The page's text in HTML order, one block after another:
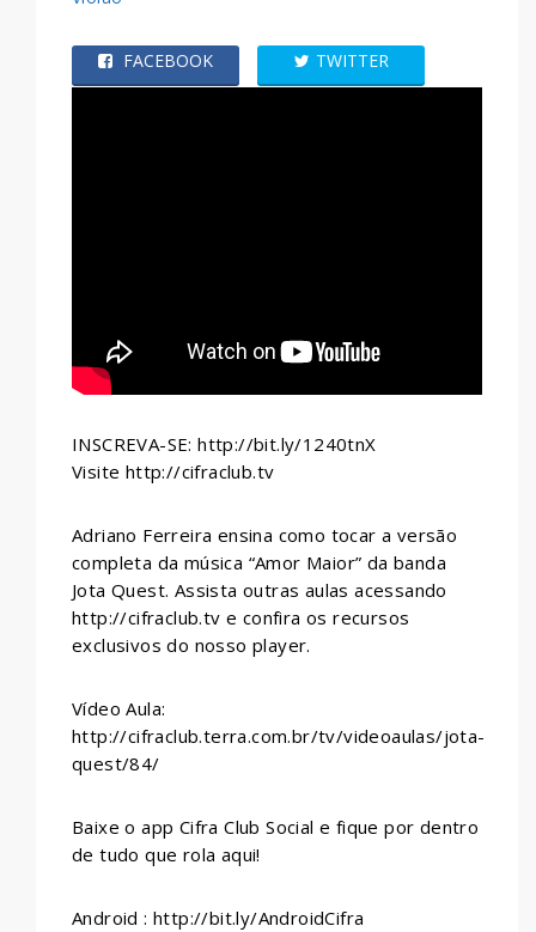
FACEBOOK TWITTER
INSCREVA-SE: http://bit.ly/1240tnX
Visite http://cifraclub.tv
Adriano Ferreira ensina como tocar a versão
completa da música “Amor Maior” da banda
Jota Quest. Assista outras aulas acessando
http://cifraclub.tv e confira os recursos
exclusivos do nosso player.
Vídeo Aula:
http://cifraclub.terra.com.br/tv/videoaulas/jota-
quest/84/
Baixe o app Cifra Club Social e fique por dentro
de tudo que rola aqui!
Android : http://bit.ly/AndroidCifra